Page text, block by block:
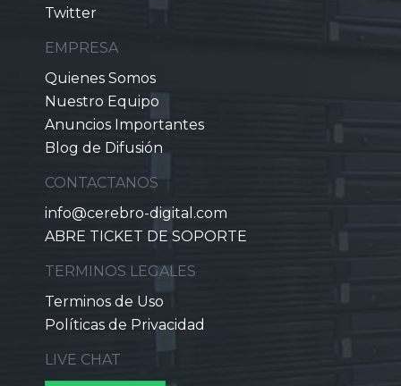
Twitter
EMPRESA
Quienes Somos
Nuestro Equipo
Anuncios Importantes
Blog de Difusión
CONTACTANOS
info@cerebro-digital.com
ABRE TICKET DE SOPORTE
TERMINOS LEGALES
Terminos de Uso
Políticas de Privacidad
LIVE CHAT